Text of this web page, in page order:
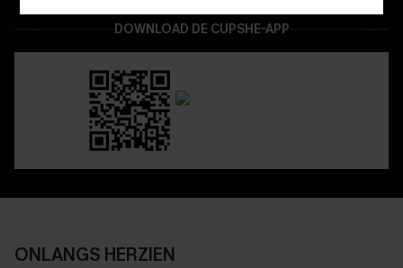
DOWNLOAD DE CUPSHE-APP
ONLANGS HERZIEN